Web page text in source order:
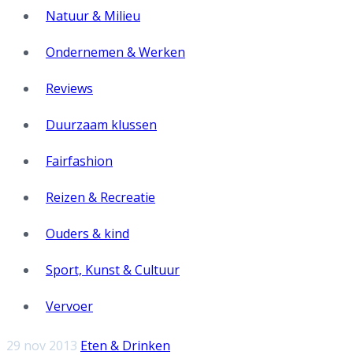
Natuur & Milieu
Ondernemen & Werken
Reviews
Duurzaam klussen
Fairfashion
Reizen & Recreatie
Ouders & kind
Sport, Kunst & Cultuur
Vervoer
29 nov 2013 Eten & Drinken